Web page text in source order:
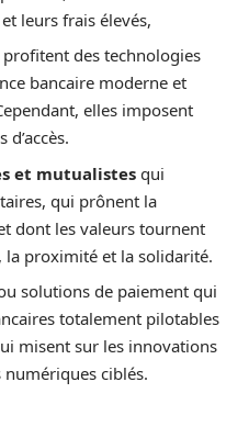
leurs frais élevés,
des technologies
bancaire moderne et
elles imposent
et mutualistes qui
qui prônent la
dont les valeurs tournent
proximité et la solidarité.
solutions de paiement qui
totalement pilotables
misent sur les innovations
ciblés.